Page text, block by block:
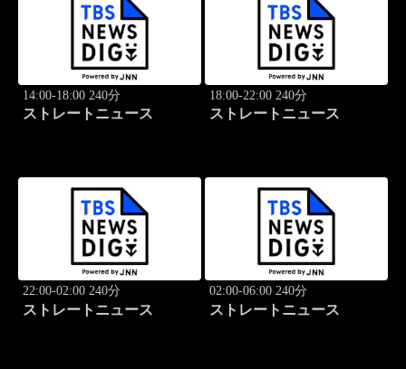
14:00-18:00 240分
ストレートニュース
18:00-22:00 240分
ストレートニュース
22:00-02:00 240分
ストレートニュース
02:00-06:00 240分
ストレートニュース